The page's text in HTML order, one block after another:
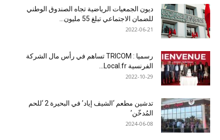
ديون الجمعيات الرياضية تجاه الصندوق الوطني
للضمان الاجتماعي تبلغ 55 مليون...
2022-06-21
رسميا : TRICOM تساهم في رأس مال الشركة
الفرنسية Local.fr...
2022-10-29
تدشين مطعم ‘الشيف إياد’ في البحيرة 2 ‘للحم
المُدخّن’
2024-06-08